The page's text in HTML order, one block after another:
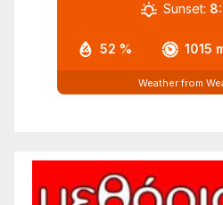
52 % 1015
Sunset:
Weather from